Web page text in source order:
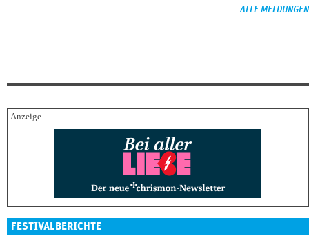
ALLE MELDUNGEN
FESTIVALBERICHTE